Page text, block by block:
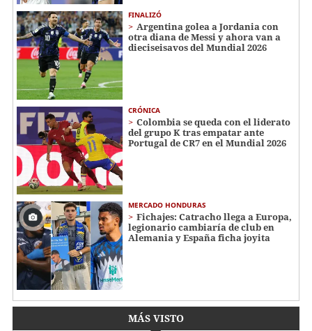
FINALIZÓ
Argentina golea a Jordania con
otra diana de Messi y ahora van a
dieciseisavos del Mundial 2026
CRÓNICA
Colombia se queda con el liderato
del grupo K tras empatar ante
Portugal de CR7 en el Mundial 2026
MERCADO HONDURAS
Fichajes: Catracho llega a Europa,
legionario cambiaría de club en
Alemania y España ficha joyita
MÁS VISTO